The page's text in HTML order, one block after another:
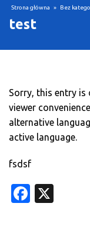
Strona główna » Bez
test
Sorry, this entry is
viewer
alternative
active language.
fsdsf